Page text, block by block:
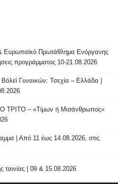
Πρωτάθλημα Ενόργανης
προγράμματος 10-21.08.2026
Γυναικών: Τσεχία – Ελλάδα |
– «Τίμων ή Μισάνθρωπος»
| Από 11 έως 14.08.2026, στις
ταινίας | 09 & 15.08.2026